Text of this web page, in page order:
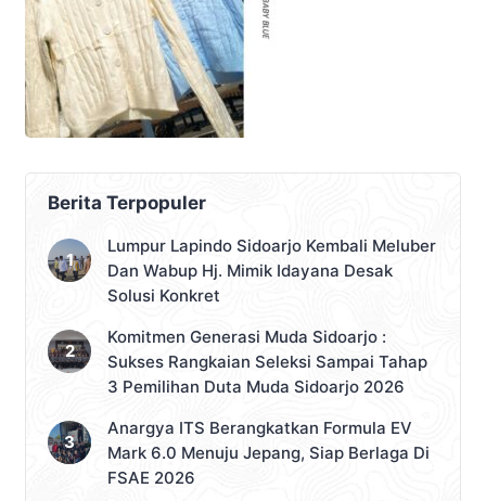
Berita Terpopuler
Lumpur Lapindo Sidoarjo Kembali Meluber
Dan Wabup Hj. Mimik Idayana Desak
Solusi Konkret
Komitmen Generasi Muda Sidoarjo :
Sukses Rangkaian Seleksi Sampai Tahap
3 Pemilihan Duta Muda Sidoarjo 2026
Anargya ITS Berangkatkan Formula EV
Mark 6.0 Menuju Jepang, Siap Berlaga Di
FSAE 2026